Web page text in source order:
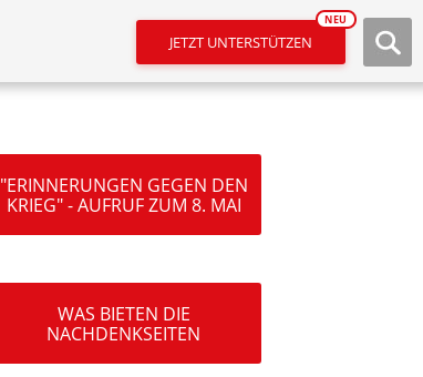
JETZT UNTERSTÜTZEN
NEU
"ERINNERUNGEN GEGEN DEN
KRIEG" - AUFRUF ZUM 8. MAI
WAS BIETEN DIE
NACHDENKSEITEN